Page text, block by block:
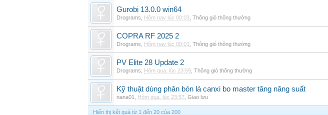
Gurobi 13.0.0 win64
Drograms Hôm nay lúc 00:03 Thông gió thông thường
COPRA RF 2025 2
Drograms Hôm nay lúc 00:01 Thông gió thông thường
PV Elite 28 Update 2
Drograms Hôm qua, lúc 23:59 Thông gió thông thường
Kỹ thuật dùng phân bón lá canxi bo master tăng năng suất
nana01 Hôm qua, lúc 23:57 Giao lưu
Hiển thị kết quả từ 1 đến 20 của 200